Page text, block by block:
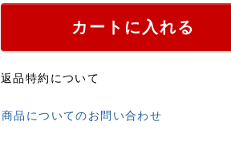
カートに入れる
返品特約について
商品についてのお問い合わせ